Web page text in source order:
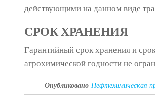
действующими на данном виде
СРОК ХРАНЕНИЯ
Гарантийный срок хранения и
агрохимической годности не
Опубликовано Нефтехимическая